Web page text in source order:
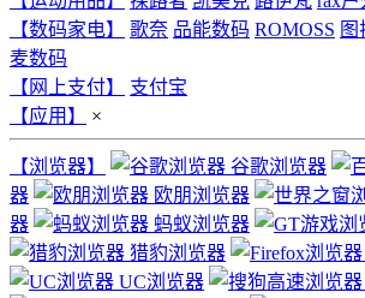
【数码家电】
歌奈 品能数码 ROMOSS 图
麦数码
【网上支付】
支付宝
【应用】
×
【浏览器】 谷歌浏览器
器
欧朋浏览器
器
蚂蚁浏览器
猎豹浏览器
UC浏览器